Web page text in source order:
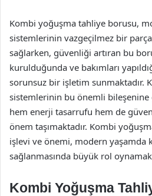
Kombi yoğuşma tahliye borusu,
sistemlerinin vazgeçilmez bir
sağlarken, güvenliği artıran bu
kurulduğunda ve bakımları
sorunsuz bir işletim sunmaktadır.
sistemlerinin bu önemli
hem enerji tasarrufu hem de
önem taşımaktadır. Kombi
işlevi ve önemi, modern yaşamda
sağlanmasında büyük rol
Kombi Yoğuşma